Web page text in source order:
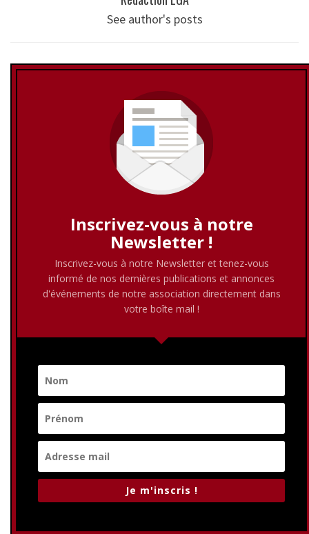
See author's posts
Inscrivez-vous à notre
Newsletter !
Inscrivez-vous à notre Newsletter et tenez-vous
informé de nos dernières publications et annonces
d'événements de notre association directement dans
votre boîte mail !
Je m'inscris !